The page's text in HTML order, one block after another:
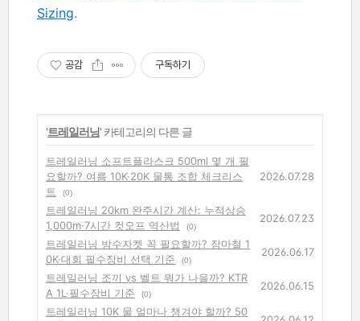
Sizing.
공감 구독하기
'트레일러닝' 카테고리의 다른 글
트레일러닝 소프트플라스크 500ml 몇 개 필
요할까? 여름 10K·20K 물통 조합 체크리스
트
(0)
2026.07.28
트레일러닝 20km 완주시간 계산: 누적상승
1,000m·7시간 컷오프 역산법
(0)
2026.07.23
트레일러닝 방수자켓 꼭 필요할까? 장마철 1
0K·대회 필수장비 선택 기준
(0)
2026.06.17
트레일러닝 조끼 vs 벨트 뭐가 나을까? KTR
A 1L·필수장비 기준
(0)
2026.06.15
트레일러닝 10K 물 얼마나 챙겨야 할까? 50